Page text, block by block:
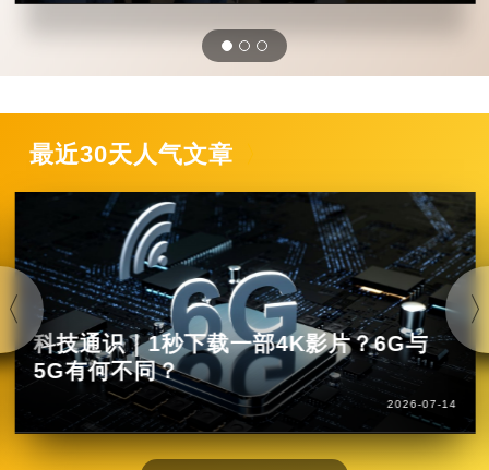
最近30天人气文章
科技通识｜1秒下载一部4K影片？6G与
5G有何不同？
2026-07-14